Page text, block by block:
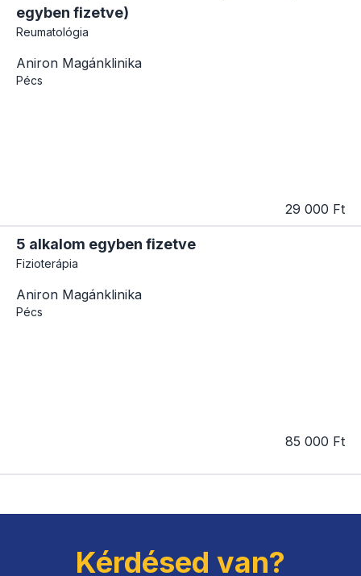
egyben fizetve)
Reumatológia
Aniron Magánklinika
Pécs
29 000 Ft
5 alkalom egyben fizetve
Fizioterápia
Aniron Magánklinika
Pécs
85 000 Ft
Kérdésed van?